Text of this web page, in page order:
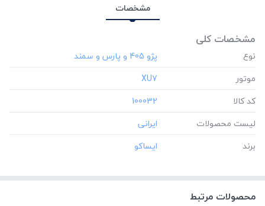
مشخصات
مشخصات کلی
نوع
موتور
‎XU7
کد کالا
‎100032
لیست محصولات
برند
محصولات مرتبط